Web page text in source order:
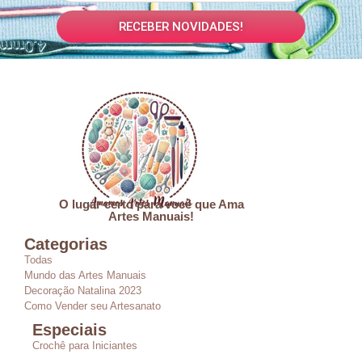
RECEBER NOVIDADES!
O lugar certo para você que Ama
Artes Manuais!
Categorias
Todas
Mundo das Artes Manuais
Decoração Natalina 2023
Como Vender seu Artesanato
Especiais
Crochê para Iniciantes